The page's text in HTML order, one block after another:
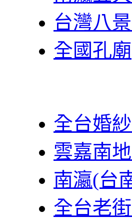
台灣八
全國孔
全台婚
雲嘉南
南瀛(台
全台老